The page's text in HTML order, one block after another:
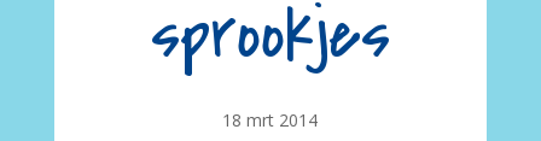
sprookjes
18 mrt 2014